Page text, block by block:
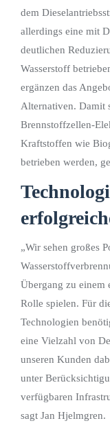
dem
allerdings eine mit
deutlichen
Wasserstoff
ergänzen das
Alternativen. Damit
Brennstoffzellen-
Kraftstoffen wie
betrieben werden,
„Wir sehen großes
Übergang zu einem
Rolle spielen. Für
Technologien
eine Vielzahl von
unseren Kunden
unter
verfügbaren
sagt Jan Hjelmgren.